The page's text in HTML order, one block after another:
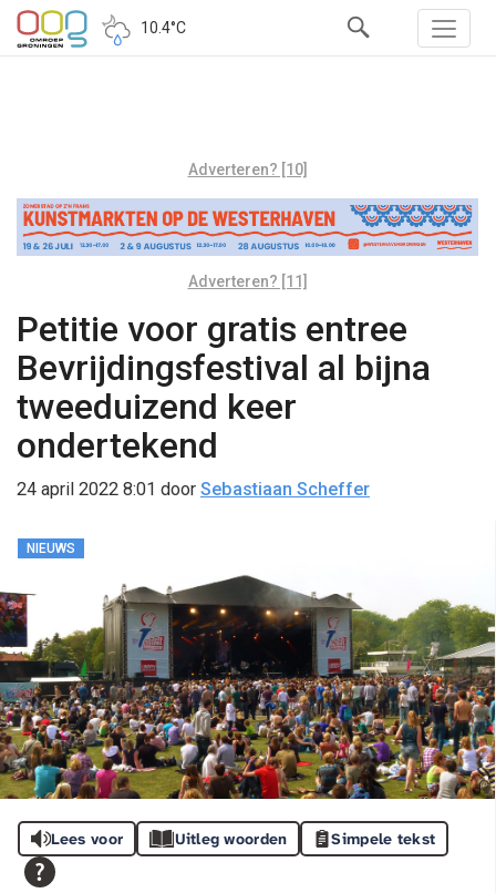
10.4°C
Adverteren? [10]
Adverteren? [11]
Petitie voor gratis entree
Bevrijdingsfestival al bijna
tweeduizend keer
ondertekend
24 april 2022 8:01 door Sebastiaan Scheffer
NIEUWS
Lees voor Uitleg woorden Simpele tekst